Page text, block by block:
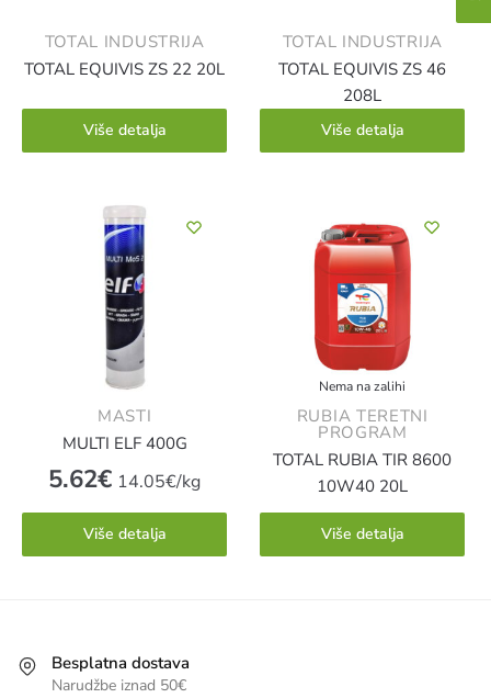
TOTAL INDUSTRIJA
TOTAL EQUIVIS ZS 22 20L
Više detalja
TOTAL INDUSTRIJA
TOTAL EQUIVIS ZS 46
208L
Više detalja
MASTI
MULTI ELF 400G
5.62€ 14.05€/kg
Više detalja
Nema na zalihi
RUBIA TERETNI
PROGRAM
TOTAL RUBIA TIR 8600
10W40 20L
Više detalja
Besplatna dostava
Narudžbe iznad 50€